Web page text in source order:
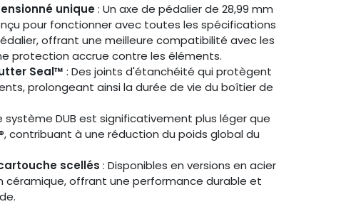
unique: Un axe de pédalier de 28,99 mm
pour fonctionner avec toutes les spécifications
offrant une meilleure compatibilité avec les
protection accrue contre les éléments.
Seal™ : Des joints d'étanchéité qui protègent
prolongeant ainsi la durée de vie du boîtier de
système DUB est significativement plus léger que
contribuant à une réduction du poids global du
scellés : Disponibles en versions en acier
céramique, offrant une performance durable et